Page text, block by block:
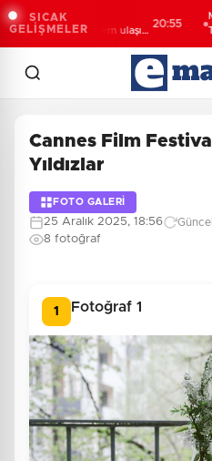
SICAK
GELİŞMELER
Darıca’ya
modern ulaşım
20:55
Cannes Film
Yıldızlar
FOTO GALERİ
25 Aralık 2025, 18:56
8 fotoğraf
1 Fotoğraf 1